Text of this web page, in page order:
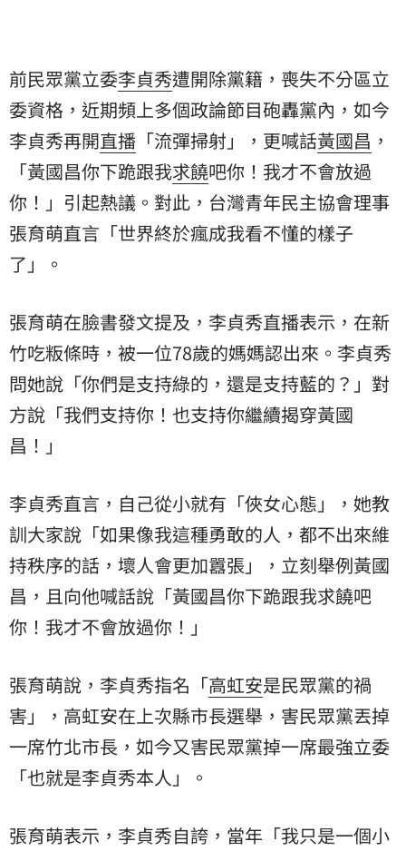
前民眾黨立委李貞秀遭開除黨籍，喪失不分區立
委資格，近期頻上多個政論節目砲轟黨內，如今
李貞秀再開直播 「流彈掃射」，更喊話黃國昌 ，
「黃國昌你下跪跟我求饒吧你！我才不會放過
你！」引起熱議。對此，台灣青年民主協會理事
張育萌直言「世界終於瘋成我看不懂的樣子
了」。
張育萌在臉書發文提及，李貞秀直播表示，在新
竹吃粄條時，被一位78歲的媽媽認出來。李貞秀
問她說「你們是支持綠的，還是支持藍的？」對
方說「我們支持你！也支持你繼續揭穿黃國
昌！」
李貞秀直言，自己從小就有「俠女心態」，她教
訓大家說「如果像我這種勇敢的人，都不出來維
持秩序的話，壞人會更加囂張」，立刻舉例黃國
昌，且向他喊話說「黃國昌你下跪跟我求饒吧
你！我才不會放過你！」
張育萌說，李貞秀指名「高虹安是民眾黨的禍
害」，高虹安在上次縣市長選舉，害民眾黨丟掉
一席竹北市長，如今又害民眾黨掉一席最強立委
「也就是李貞秀本人」。
張育萌表示，李貞秀自誇，當年「我只是一個小